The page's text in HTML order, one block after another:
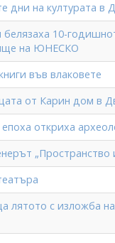
дни на културата в
10-
на ЮНЕСКО
във влаковете
от Карин дом в
откриха
„Пространство
лятото с изложба